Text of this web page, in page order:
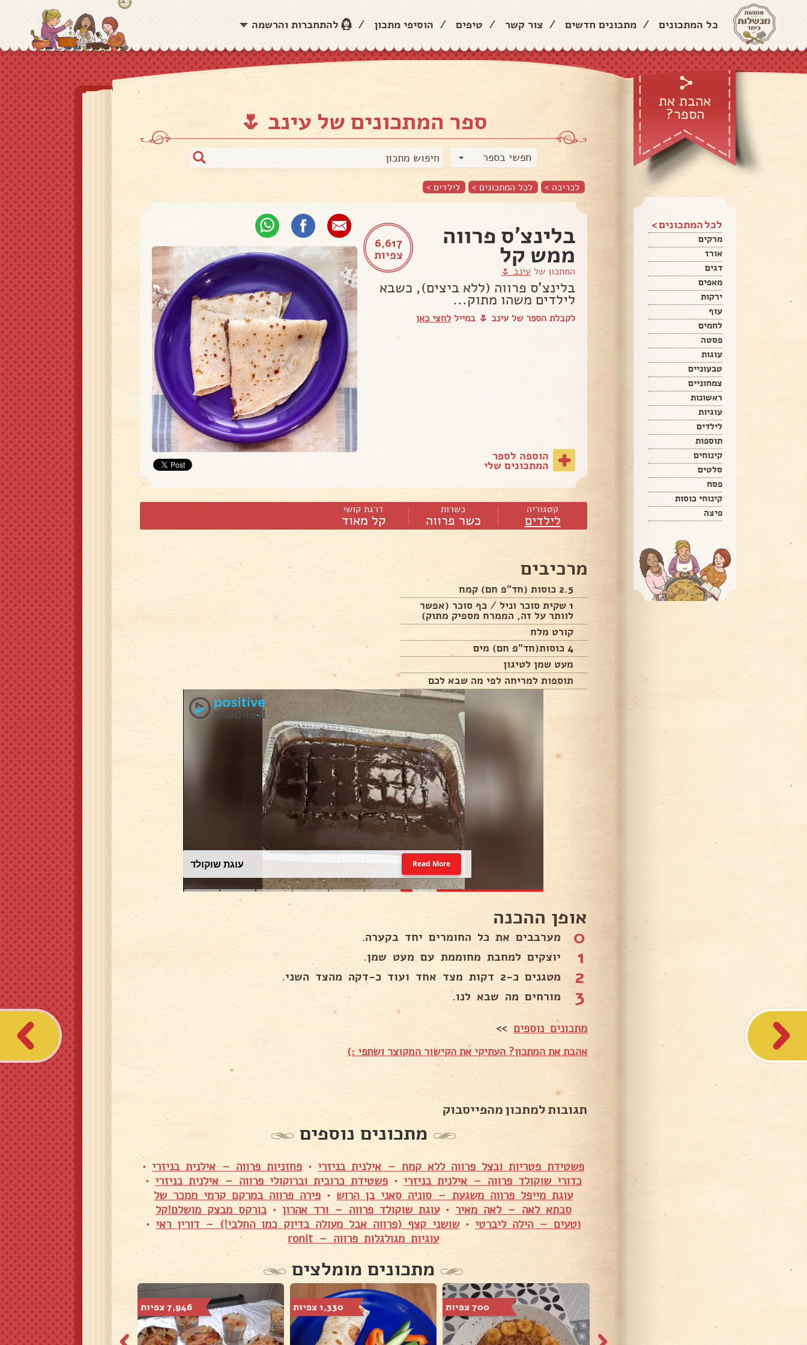
כל המתכונים / מתכונים חדשים / צור קשר / טיפים / הוסיפי מתכון / להתחברות והרשמה
אהבת את
הספר?
לכל המתכונים >
מרקים
אורז
דגים
מאפים
ירקות
עוף
לחמים
פסטה
עוגות
טבעוניים
צמחוניים
ראשונות
עוגיות
לילדים
תוספות
קינוחים
סלטים
פסח
קינוחי כוסות
פיצה
ספר המתכונים של עינב 🌷
חפשי בספר
לכריכה > לכל המתכונים > לילדים >
6,617
צפיות
בלינצ'ס פרווה
ממש קל
המתכון של עינב 🌷
בלינצ'ס פרווה (ללא ביצים), כשבא
לילדים משהו מתוק...
לקבלת הספר של עינב 🌷 במייל לחצי כאן
הוספה לספר
המתכונים שלי
קטגוריה
לילדים
כשרות
כשר פרווה
דרגת קושי
קל מאוד
מרכיבים
2.5 כוסות (חד"פ חם) קמח
1 שקית סוכר וניל / כף סוכר (אפשר
לוותר על זה, הממרח מספיק מתוק)
קורט מלח
4 כוסות(חד"פ חם) מים
מעט שמן לטיגון
תוספות למריחה לפי מה שבא לכם
עוגת שוקולד Read More
אופן ההכנה
0 מערבבים את כל החומרים יחד בקערה.
1 יוצקים למחבת מחוממת עם מעט שמן.
2 מטגנים כ-2 דקות מצד אחד ועוד כ-דקה מהצד השני.
3 מורחים מה שבא לנו.
מתכונים נוספים>>
אהבת את המתכון? העתיקי את הקישור המקוצר ושתפי :)
תגובות למתכון מהפייסבוק
מתכונים נוספים
פשטידת פטריות ובצל פרווה ללא קמח – אילנית בניזרי • פחזניות פרווה – אילנית בניזרי •
כדורי שוקולד פרווה – אילנית בניזרי •פשטידת כרובית וברוקולי פרווה – אילנית בניזרי •
עוגת מייפל פרווה משגעת – סוניה סאני בן הרוש • פירה פרווה במרקם קרמי ממכר של
סבתא לאה – לאה מאיר •עוגת שוקולד פרווה – ורד אהרון •בורקס מבצק מושלם!קל
וטעים – הילה ליברטי • שושני קצף (פרווה אבל מעולה בדיוק כמו החלבי!) – דורין ראי •
עוגיות מגולגלות פרווה – ronit
מתכונים מומלצים
700 צפיות 1,330 צפיות 7,946 צפיות